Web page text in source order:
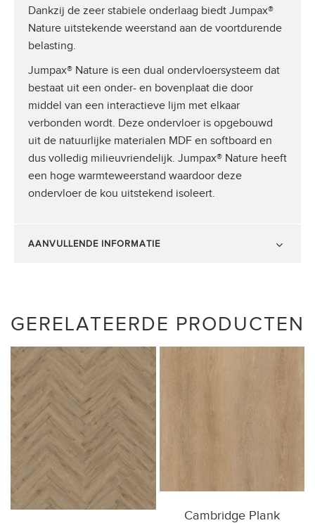
Dankzij de zeer stabiele onderlaag biedt Jumpax®
Nature uitstekende weerstand aan de voortdurende
belasting.
Jumpax® Nature is een dual ondervloersysteem dat
bestaat uit een onder- en bovenplaat die door
middel van een interactieve lijm met elkaar
verbonden wordt. Deze ondervloer is opgebouwd
uit de natuurlijke materialen MDF en softboard en
dus volledig milieuvriendelijk. Jumpax® Nature heeft
een hoge warmteweerstand waardoor deze
ondervloer de kou uitstekend isoleert.
AANVULLENDE INFORMATIE
GERELATEERDE PRODUCTEN
Cambridge Plank